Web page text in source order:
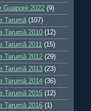
Guaporé 2022 (9)
Tarumã (107)
Tarumã 2010 (12)
Tarumã 2011 (15)
Tarumã 2012 (29)
Tarumã 2013 (23)
Tarumã 2014 (36)
Tarumã 2015 (12)
Tarumã 2016 (1)